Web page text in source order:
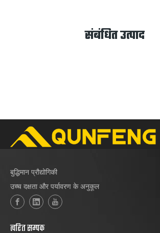
संबंधित उत्पाद
बुद्धिमान प्रौद्योगिकी
उच्च दक्षता और पर्यावरण के अनुकूल
त्वरित सम्पक